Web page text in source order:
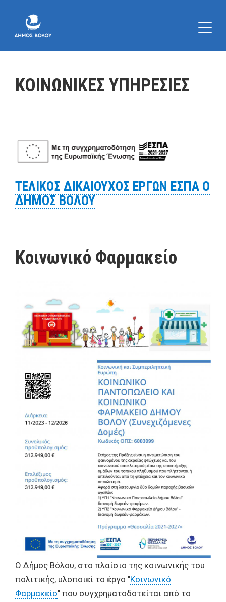
ΚΟΙΝΩΝΙΚΕΣ ΥΠΗΡΕΣΙΕΣ
ΤΕΛΙΚΟΣ ΔΙΚΑΙΟΥΧΟΣ ΕΡΓΩΝ ΕΣΠΑ Ο
ΔΗΜΟΣ ΒΟΛΟΥ
Κοινωνικό Φαρμακείο
Ο Δήμος Βόλου, στο πλαίσιο της κοινωνικής του
πολιτικής, υλοποιεί το έργο "Κοινωνικό
Φαρμακείο" που συγχρηματοδοτείται από το